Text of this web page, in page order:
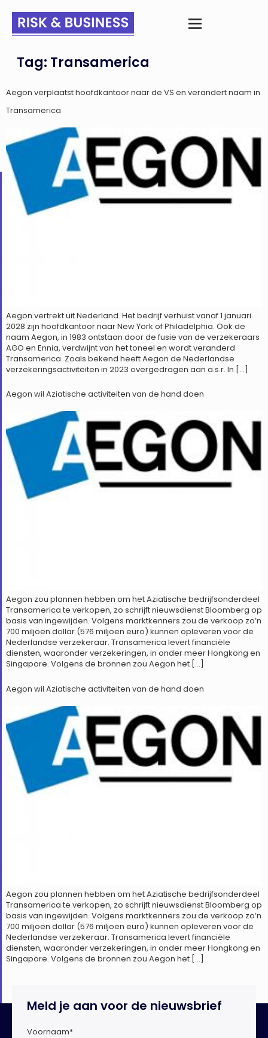
Tag: Transamerica
Aegon verplaatst hoofdkantoor naar de VS en verandert naam in
Transamerica
Aegon vertrekt uit Nederland. Het bedrijf verhuist vanaf 1 januari
2028 zijn hoofdkantoor naar New York of Philadelphia. Ook de
naam Aegon, in 1983 ontstaan door de fusie van de verzekeraars
AGO en Ennia, verdwijnt van het toneel en wordt veranderd
Transamerica. Zoals bekend heeft Aegon de Nederlandse
verzekeringsactiviteiten in 2023 overgedragen aan a.s.r. In […]
Aegon wil Aziatische activiteiten van de hand doen
Aegon zou plannen hebben om het Aziatische bedrijfsonderdeel
Transamerica te verkopen, zo schrijft nieuwsdienst Bloomberg op
basis van ingewijden. Volgens marktkenners zou de verkoop zo’n
700 miljoen dollar (576 miljoen euro) kunnen opleveren voor de
Nederlandse verzekeraar. Transamerica levert financiële
diensten, waaronder verzekeringen, in onder meer Hongkong en
Singapore. Volgens de bronnen zou Aegon het […]
Aegon wil Aziatische activiteiten van de hand doen
Aegon zou plannen hebben om het Aziatische bedrijfsonderdeel
Transamerica te verkopen, zo schrijft nieuwsdienst Bloomberg op
basis van ingewijden. Volgens marktkenners zou de verkoop zo’n
700 miljoen dollar (576 miljoen euro) kunnen opleveren voor de
Nederlandse verzekeraar. Transamerica levert financiële
diensten, waaronder verzekeringen, in onder meer Hongkong en
Singapore. Volgens de bronnen zou Aegon het […]
Meld je aan voor de nieuwsbrief
Voornaam*